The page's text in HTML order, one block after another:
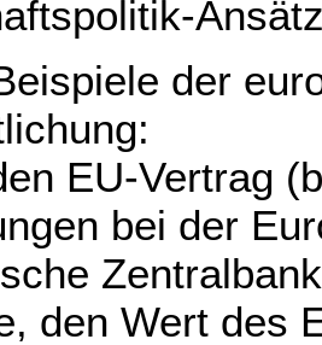
der
EU-Vertrag
bei der
den Wert des